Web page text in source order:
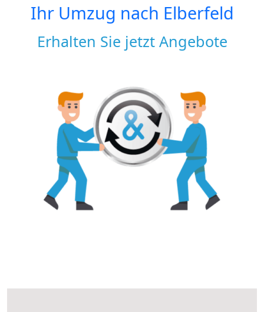
Ihr Umzug nach Elberfeld
Erhalten Sie jetzt Angebote